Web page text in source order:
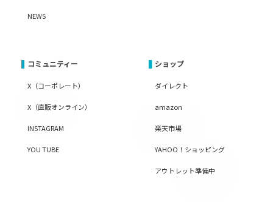
NEWS
コミュニティー
X（コーポレート）
X（直販オンライン）
INSTAGRAM
YOU TUBE
ショップ
ダイレクト
amazon
楽天市場
YAHOO！ショッピング
アウトレット準備中